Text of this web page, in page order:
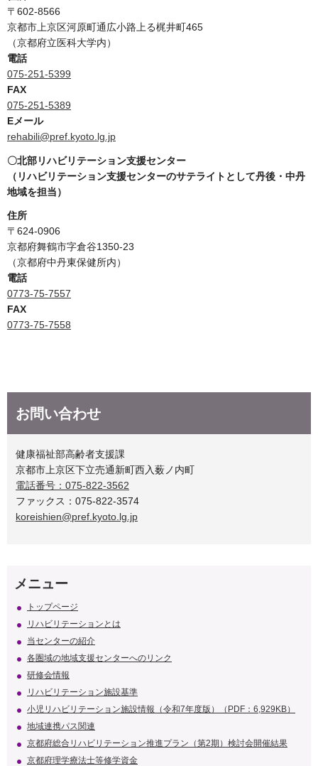
〒602-8566
京都市上京区河原町通広小路上る梶井町465
（京都府立医科大学内）
電話
075-251-5399
FAX
075-251-5389
Eメール
rehabili@pref.kyoto.lg.jp
〇北部リハビリテーション支援センター
（リハビリテーション支援センターのサテライトとして丹後・中丹
地域を担当）
住所
〒624-0906
京都府舞鶴市字倉谷1350-23
（京都府中丹東保健所内）
電話
0773-75-7557
FAX
0773-75-7558
お問い合わせ
健康福祉部高齢者支援課
京都市上京区下立売通新町西入薮ノ内町
電話番号：075-822-3562
ファックス：075-822-3574
koreishien@pref.kyoto.lg.jp
メニュー
トップページ
リハビリテーションとは
当センターの紹介
各圏域の地域支援センターへのリンク
研修会情報
リハビリテーション施設基準
小児リハビリテーション施設情報（令和7年度版）（PDF：6,929KB）
地域連携パス関連
京都府総合リハビリテーション推進プラン（第2期）検討会開催結果
京都府理学療法士等修学資金